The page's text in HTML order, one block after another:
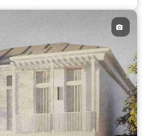
Piscina
Conserje